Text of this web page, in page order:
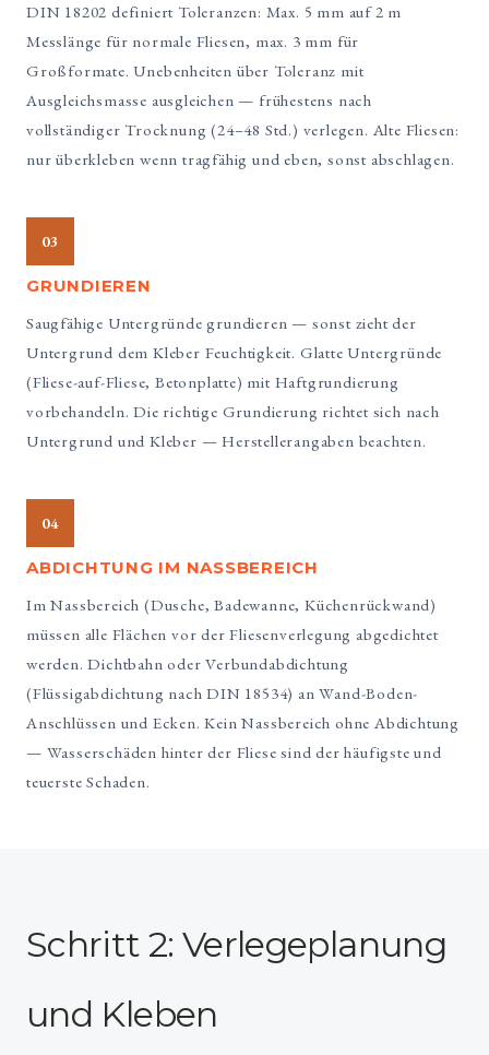
DIN 18202 definiert Toleranzen: Max. 5 mm auf 2 m
Messlänge für normale Fliesen, max. 3 mm für
Großformate. Unebenheiten über Toleranz mit
Ausgleichsmasse ausgleichen — frühestens nach
vollständiger Trocknung (24–48 Std.) verlegen. Alte Fliesen:
nur überkleben wenn tragfähig und eben, sonst abschlagen.
03
GRUNDIEREN
Saugfähige Untergründe grundieren — sonst zieht der
Untergrund dem Kleber Feuchtigkeit. Glatte Untergründe
(Fliese-auf-Fliese, Betonplatte) mit Haftgrundierung
vorbehandeln. Die richtige Grundierung richtet sich nach
Untergrund und Kleber — Herstellerangaben beachten.
04
ABDICHTUNG IM NASSBEREICH
Im Nassbereich (Dusche, Badewanne, Küchenrückwand)
müssen alle Flächen vor der Fliesenverlegung abgedichtet
werden. Dichtbahn oder Verbundabdichtung
(Flüssigabdichtung nach DIN 18534) an Wand-Boden-
Anschlüssen und Ecken. Kein Nassbereich ohne Abdichtung
— Wasserschäden hinter der Fliese sind der häufigste und
teuerste Schaden.
Schritt 2: Verlegeplanung
und Kleben